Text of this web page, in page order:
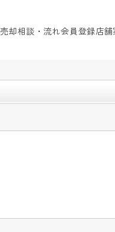
売却相談・流れ会員登録店